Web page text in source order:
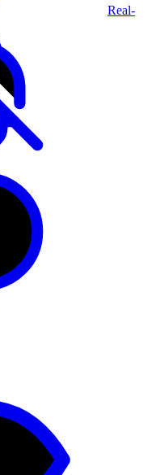
Real-